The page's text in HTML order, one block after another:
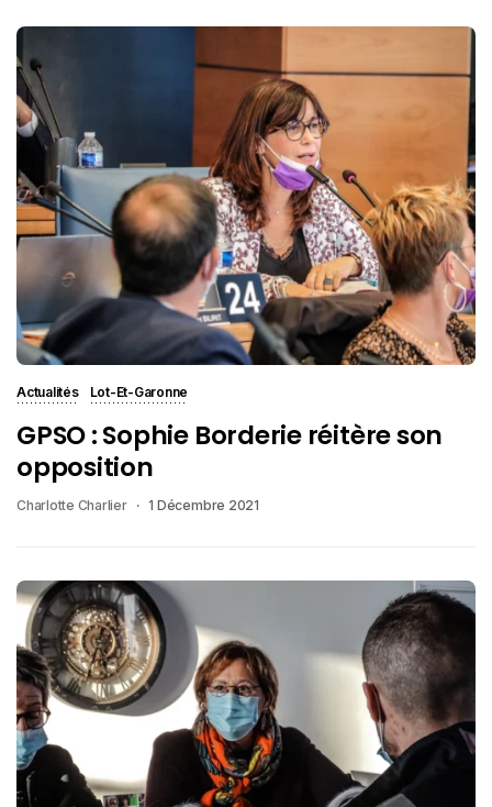
Actualités Lot-Et-Garonne
GPSO : Sophie Borderie réitère son
opposition
Charlotte Charlier 1 Décembre 2021